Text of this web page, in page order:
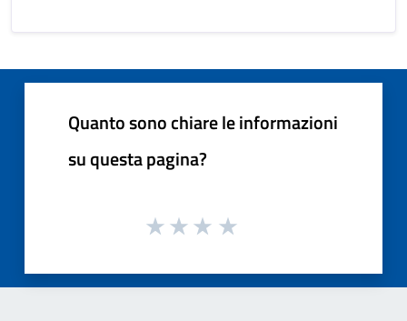
Quanto sono chiare le informazioni
su questa pagina?